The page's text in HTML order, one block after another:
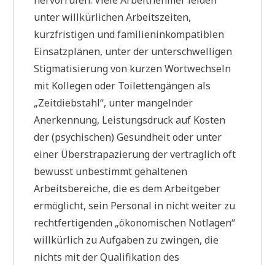
unter willkürlichen Arbeitszeiten,
kurzfristigen und familieninkompatiblen
Einsatzplänen, unter der unterschwelligen
Stigmatisierung von kurzen Wortwechseln
mit Kollegen oder Toilettengängen als
„Zeitdiebstahl“, unter mangelnder
Anerkennung, Leistungsdruck auf Kosten
der (psychischen) Gesundheit oder unter
einer Überstrapazierung der vertraglich oft
bewusst unbestimmt gehaltenen
Arbeitsbereiche, die es dem Arbeitgeber
ermöglicht, sein Personal in nicht weiter zu
rechtfertigenden „ökonomischen Notlagen“
willkürlich zu Aufgaben zu zwingen, die
nichts mit der Qualifikation des